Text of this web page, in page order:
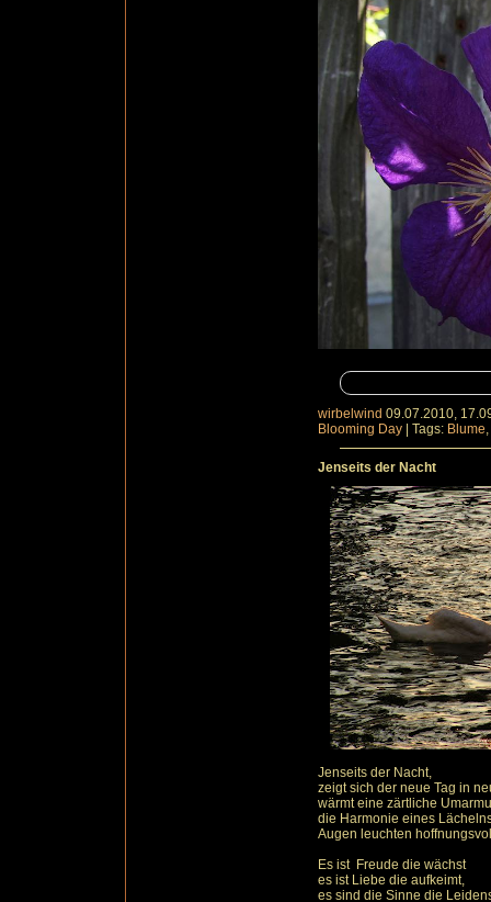
wirbelwind 09.07.2010,
Blooming Day
Tags: Blume,
Jenseits der Nacht
Jenseits der Nacht,
zeigt sich der neue Tag in
wärmt eine zärtliche
die Harmonie eines
Augen leuchten
Es ist Freude die wächst
es ist Liebe die aufkeimt,
es sind die Sinne die